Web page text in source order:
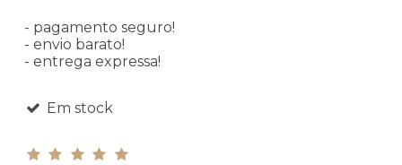
- pagamento seguro!
- envio barato!
- entrega expressa!
Em stock